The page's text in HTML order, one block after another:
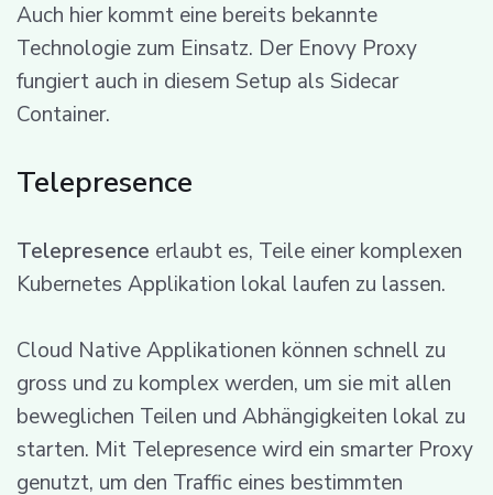
Auch hier kommt eine bereits bekannte
Technologie zum Einsatz. Der Enovy Proxy
fungiert auch in diesem Setup als Sidecar
Container.
Telepresence
Telepresence erlaubt es, Teile einer komplexen
Kubernetes Applikation lokal laufen zu lassen.
Cloud Native Applikationen können schnell zu
gross und zu komplex werden, um sie mit allen
beweglichen Teilen und Abhängigkeiten lokal zu
starten. Mit Telepresence wird ein smarter Proxy
genutzt, um den Traffic eines bestimmten